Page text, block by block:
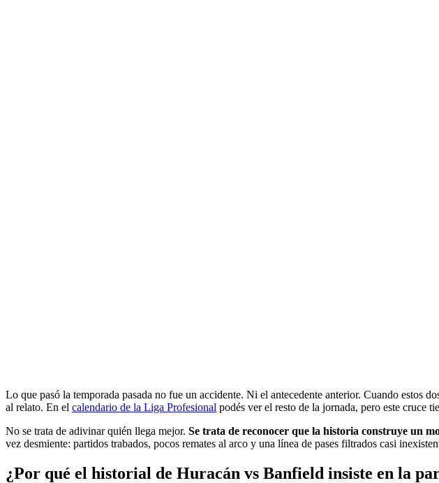
Lo que pasó la temporada pasada no fue un accidente. Ni el antecedente anterior. Cuando estos
al relato. En el calendario de la Liga Profesional podés ver el resto de la jornada, pero este cruce
No se trata de adivinar quién llega mejor. Se trata de reconocer que la historia construye un
vez desmiente: partidos trabados, pocos remates al arco y una línea de pases filtrados casi
¿Por qué el historial de Huracán vs Banfield insiste en la